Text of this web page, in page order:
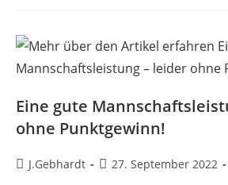
Eine gute
ohne Punktgewinn!
J.Gebhardt 27. September 2022